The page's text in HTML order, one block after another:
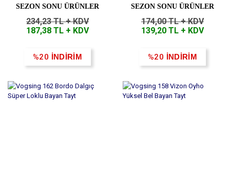
SEZON SONU ÜRÜNLER
234,23 TL + KDV
187,38 TL + KDV
%20 İNDİRİM
SEZON SONU ÜRÜNLER
174,00 TL + KDV
139,20 TL + KDV
%20 İNDİRİM